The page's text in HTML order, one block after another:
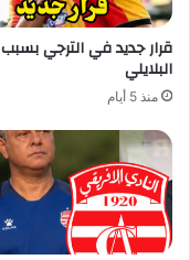
قرار جديد في الترجي بسبب
البلايلي
منذ 5 أيام